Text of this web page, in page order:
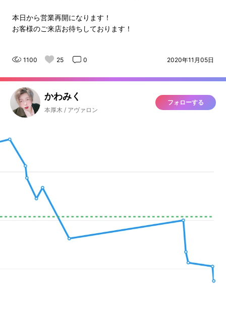
本日から営業再開になります！
お客様のご来店お待ちしております！
1100 25 0 2020年11月05日
かわみく
本厚木 / アヴァロン
フォローする